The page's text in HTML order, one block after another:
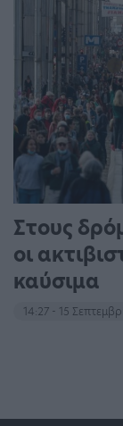
Στους
οι
καύσιμα
14:27 - 15